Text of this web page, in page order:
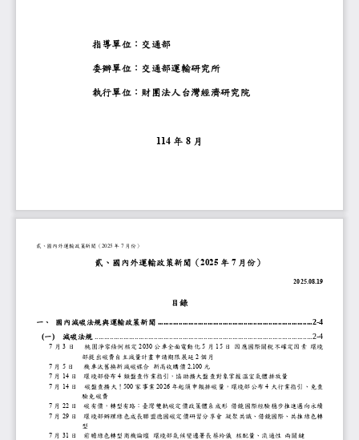
指導單位
： 交通部
委辦單位
： 交通部運輸研究所
執行單位
： 財團法人台灣經濟研究院
11
4 年 8 月
貳 國內外運輸政策新聞
（202
5 年 7 月份
）
貳 國內外運輸政策新聞
（202
5 年 7 月份
）
2025.08 .19
目錄
一 國內減碳法規與運輸政策新聞
................................................................
.................
2-4
(一) 減碳法規................................................................................................
..................
2-4
7 月 3 日 桃園淨零條例核定
2030公車全面電動化
5 月 15 日 因應國際關稅不確定因素
環境
部提出碳費自主減量計畫申請期限展延
2 個月
7 月 5 日 機車汰舊換新減碳媒合
新高收購價
2,100元
7 月 14 日 環境部發布
4 類盤查作業指引
， 協助擴大盤查對象掌握溫室氣體排放量
7 月 14 日 碳盤查擴大
！ 500家事業2026年起須申報排碳量
， 環境部公布
4 大行業指引
免查
驗免碳費
7 月 22 日 碳有價
、， 轉型有路
、： 臺灣雙軌碳定價政策體系成形借鏡國際經驗穩步推進邁向
7 月 29 日 環境部辦理綠色成長聯盟德國碳定價研習分享會
凝聚共識
、借鏡國際
、 共推綠色轉
型
7 月 31 日 前瞻綠色轉型商機論壇環境部氣候變遷署長蔡玲儀
核配量流通性兩關鍵